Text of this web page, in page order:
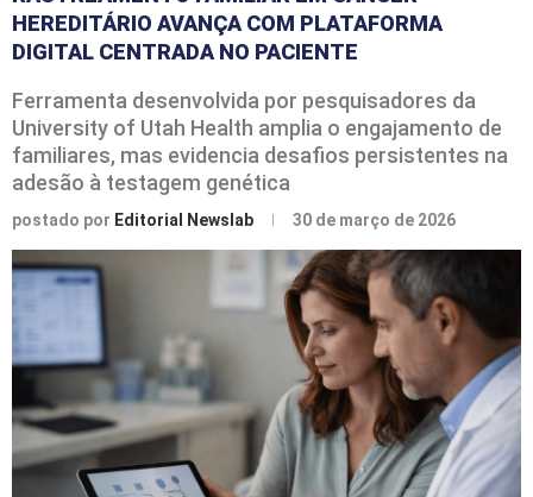
HEREDITÁRIO AVANÇA COM PLATAFORMA
DIGITAL CENTRADA NO PACIENTE
Ferramenta desenvolvida por pesquisadores da
University of Utah Health amplia o engajamento de
familiares, mas evidencia desafios persistentes na
adesão à testagem genética
postado por Editorial Newslab 30 de março de 2026